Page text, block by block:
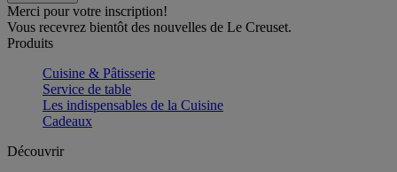
Merci pour votre inscription!
Vous recevrez bientôt des nouvelles de Le Creuset.
Produits
Cuisine & Pâtisserie
Service de table
Les indispensables de la Cuisine
Cadeaux
Découvrir